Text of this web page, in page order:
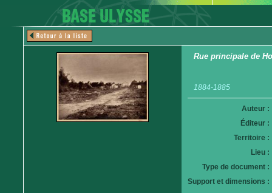
Rue principale de
1884-1885
Auteur :
Éditeur :
Territoire :
Lieu :
Type de document :
Support et dimensions :